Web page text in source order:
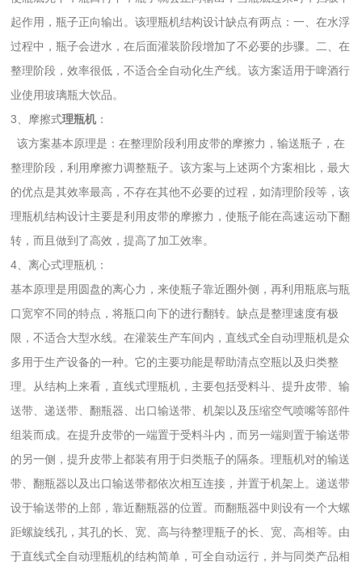
起作用，瓶子正向输出。该理瓶机结构设计缺点有两点：一、在水浮
过程中，瓶子会进水，在后面灌装阶段增加了不必要的步骤。二、在
整理阶段，效率很低，不适合全自动化生产线。该方案适用于啤酒行
业使用玻璃瓶大饮品。
3、摩擦式理瓶机 ：
该方案基本原理是：在整理阶段利用皮带的摩擦力，输送瓶子，在
整理阶段，利用摩擦力调整瓶子。该方案与上述两个方案相比，最大
的优点是其效率最高，不存在其他不必要的过程，如清理阶段等，该
理瓶机结构设计主要是利用皮带的摩擦力，使瓶子能在高速运动下翻
转，而且做到了高效，提高了加工效率。
4、离心式理瓶机：
基本原理是用圆盘的离心力，来使瓶子靠近圈外侧，再利用瓶底与瓶
口宽窄不同的特点，将瓶口向下的进行翻转。缺点是整理速度有极
限，不适合大型水线。在灌装生产车间内，直线式全自动理瓶机是众
多用于生产设备的一种。它的主要功能是帮助清点空瓶以及归类整
理。从结构上来看，直线式理瓶机，主要包括受料斗、提升皮带、输
送带、递送带、翻瓶器、出口输送带、机架以及压缩空气喷嘴等部件
组装而成。在提升皮带的一端置于受料斗内，而另一端则置于输送带
的另一侧，提升皮带上都装有用于归类瓶子的隔条。理瓶机对的输送
带、翻瓶器以及出口输送带都依次相互连接，并置于机架上。递送带
设于输送带的上部，靠近翻瓶器的位置。而翻瓶器中则设有一个大螺
距螺旋线孔，其孔的长、宽、高与待整理瓶子的长、宽、高相等。由
于直线式全自动理瓶机的结构简单，可全自动运行，并与同类产品相